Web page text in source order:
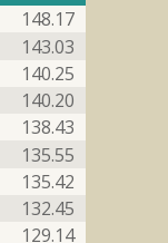
1.25
1.24
0.51
148.17
143.03
140.25
140.20
138.43
135.55
135.42
132.45
129.14